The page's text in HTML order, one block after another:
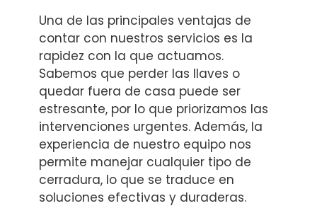
Una de las principales ventajas de
contar con nuestros servicios es la
rapidez con la que actuamos.
Sabemos que perder las llaves o
quedar fuera de casa puede ser
estresante, por lo que priorizamos las
intervenciones urgentes. Además, la
experiencia de nuestro equipo nos
permite manejar cualquier tipo de
cerradura, lo que se traduce en
soluciones efectivas y duraderas.